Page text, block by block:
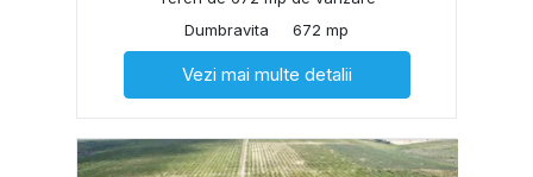
Dumbravita
672 mp
Vezi mai multe detalii